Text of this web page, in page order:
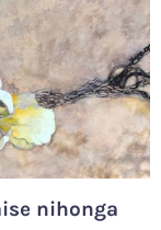
nihonga